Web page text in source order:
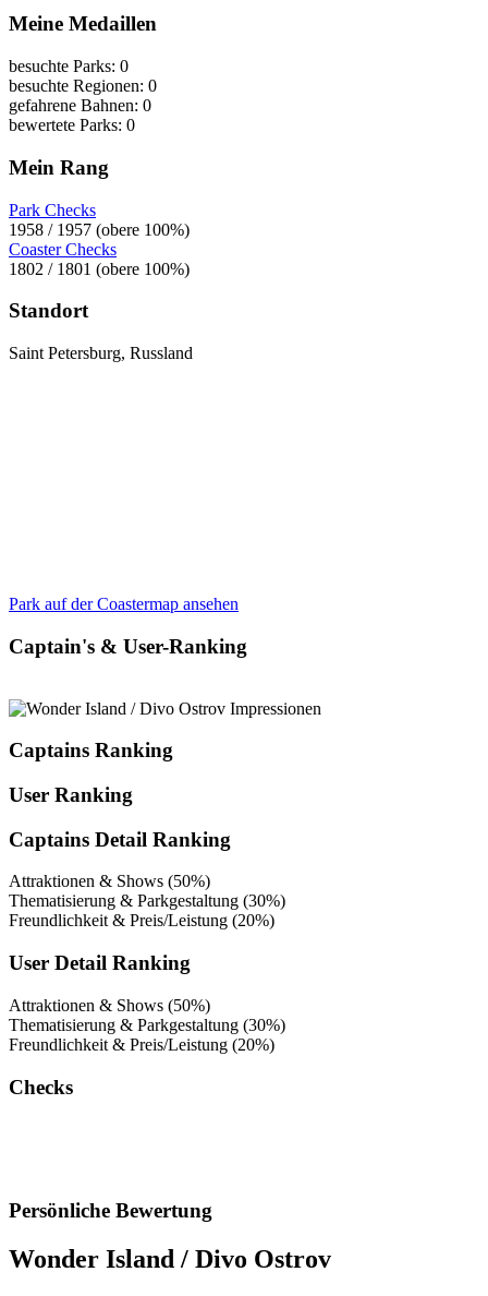
Meine Medaillen
besuchte Parks: 0
besuchte Regionen: 0
gefahrene Bahnen: 0
bewertete Parks: 0
Mein Rang
Park Checks
1958 / 1957 (obere 100%)
Coaster Checks
1802 / 1801 (obere 100%)
Standort
Saint Petersburg, Russland
Park auf der Coastermap ansehen
Captain's & User-Ranking
Captains Ranking
User Ranking
Captains Detail Ranking
Attraktionen & Shows (50%)
Thematisierung & Parkgestaltung (30%)
Freundlichkeit & Preis/Leistung (20%)
User Detail Ranking
Attraktionen & Shows (50%)
Thematisierung & Parkgestaltung (30%)
Freundlichkeit & Preis/Leistung (20%)
Checks
Persönliche Bewertung
Wonder Island / Divo Ostrov